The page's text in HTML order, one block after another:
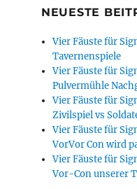
NEUESTE
Vier Fäuste für
Tavernenspiele
Vier Fäuste für
Pulvermühle
Vier Fäuste für
Zivilspiel vs
Vier Fäuste für
VorVor Con wird
Vier Fäuste für
Vor-Con unserer